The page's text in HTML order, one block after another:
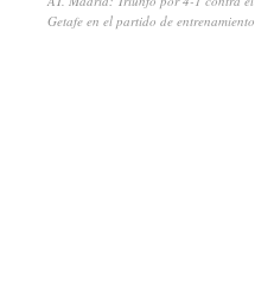
Getafe en el partido de entrenamiento